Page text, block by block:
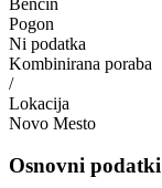
Pogon
Ni podatka
Kombinirana poraba
/
Lokacija
Novo Mesto
Osnovni podatki